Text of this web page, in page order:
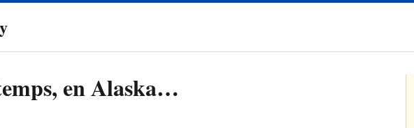
en Alaska…